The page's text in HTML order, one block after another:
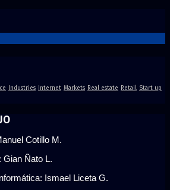
Industries Internet Markets Real estate Retail Start up
Cotillo M.
Gian Ñato L.
Ismael Liceta G.